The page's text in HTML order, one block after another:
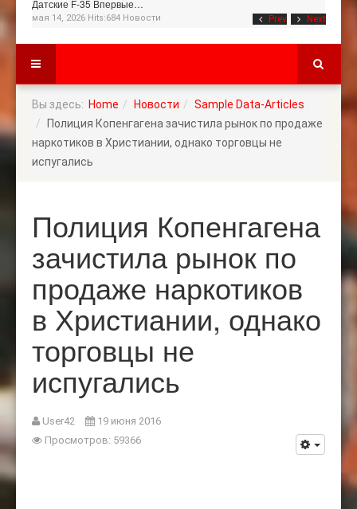
Prev Next
Датские F-35 Впервые…
мая 14, 2026 Hits:684 Новости
Вы здесь: Home Новости
Sample Data-Articles
Полиция Копенгагена зачистила рынок по продаже
наркотиков в Христиании, однако торговцы не
испугались
Полиция Копенгагена
зачистила рынок по
продаже наркотиков
в Христиании, однако
торговцы не
испугались
User42
19 июня 2016
Просмотров: 59366